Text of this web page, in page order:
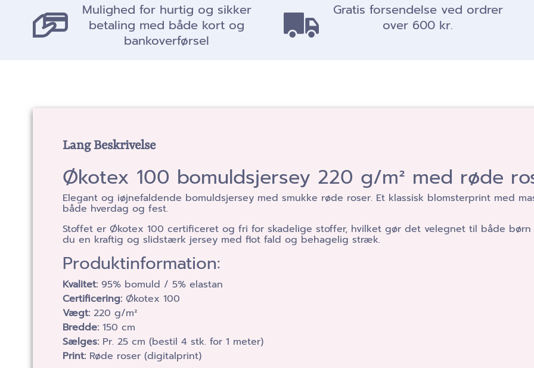
Mulighed for hurtig og sikker
betaling med både kort og
bankoverførsel
Gratis forsendelse ved ordrer
over 600 kr.
Lang Beskrivelse
Økotex 100 bomuldsjersey 220 g/m² med røde
Elegant og iøjnefaldende bomuldsjersey med smukke røde roser. Et klassisk blomsterprint med
både hverdag og fest.
Stoffet er Økotex 100 certificeret og fri for skadelige stoffer, hvilket gør det velegnet til både
du en kraftig og slidstærk jersey med flot fald og behagelig stræk.
Produktinformation:
Kvalitet:95% bomuld / 5% elastan
Certificering:Økotex 100
Vægt:220 g/m²
Bredde:150 cm
Sælges:Pr. 25 cm (bestil 4 stk. for 1 meter)
Print:Røde roser (digitalprint)